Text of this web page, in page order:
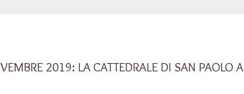
2019: LA CATTEDRALE DI SAN PAOLO A